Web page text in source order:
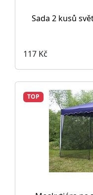
Sada 2 kusů
117 Kč
TOP